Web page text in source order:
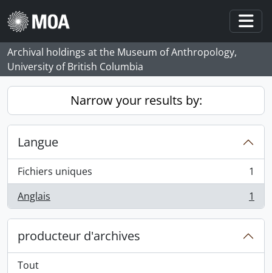
Skip to main content
Archival holdings at the Museum of Anthropology,
University of British Columbia
Narrow your results by:
Langue
Fichiers uniques
, 1 résultats
1
Anglais
, 1 résultats 1
producteur d'archives
Tout